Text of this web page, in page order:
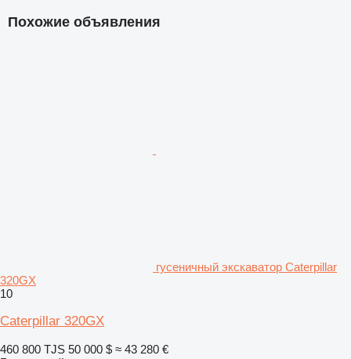
Похожие объявления
гусеничный экскаватор Caterpillar
320GX
10
Caterpillar 320GX
460 800 TJS 50 000 $ ≈ 43 280 €